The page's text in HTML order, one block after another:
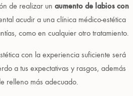
de realizar un aumento de labios con
acudir a una clínica médico-estética
como en cualquier otro tratamiento.
con la experiencia suficiente será
a tus expectativas y rasgos, además
relleno más adecuado.